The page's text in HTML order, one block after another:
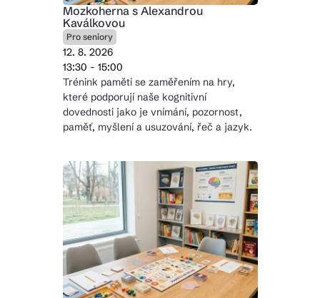
Mozkoherna s Alexandrou
Kaválkovou
Pro seniory
12. 8. 2026
13:30 - 15:00
Trénink paměti se zaměřením na hry,
které podporují naše kognitivní
dovednosti jako je vnímání, pozornost,
paměť, myšlení a usuzování, řeč a jazyk.